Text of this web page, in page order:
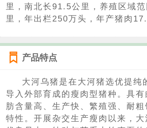
里，南北长91.5公里，养殖区域
里，年出栏250万头，年产猪肉
产品特点
大河乌猪是在大河猪选优提纯
导入外部育成的瘦肉型猪种。具
肪含量高、生产快、繁殖强、耐粗
特性。开展杂交生产瘦肉以来，